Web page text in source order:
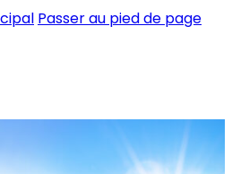
Passer au pied de page